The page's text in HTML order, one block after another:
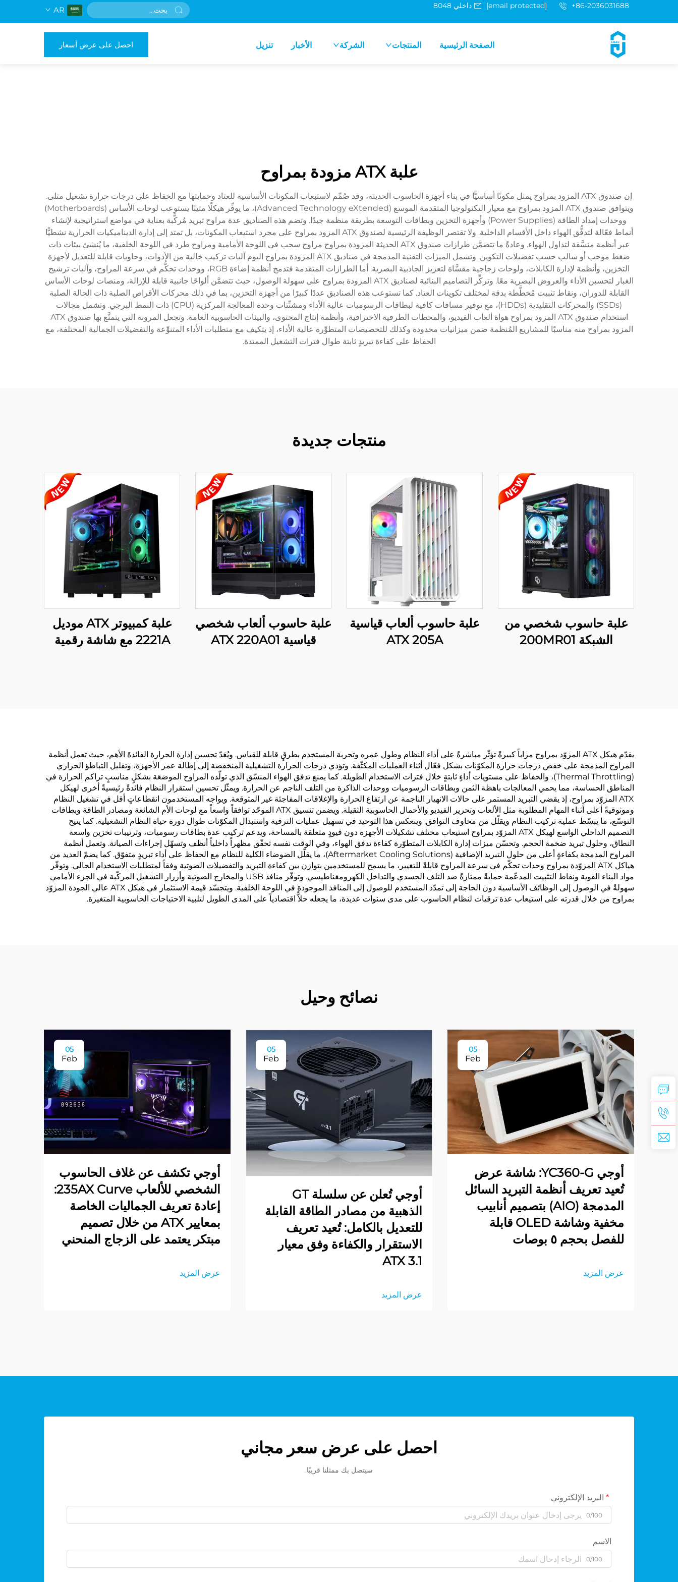
[email protected] +86-2036031688 داخلي 8048 AR
الصفحة الرئيسية المنتجات الشركة الأخبار تنزيل احصل على عرض أسعار
علبة ATX مزودة بمراوح
إن صندوق ATX المزود بمراوح يمثل مكونًا أساسيًّا في بناء أجهزة الحاسوب الحديثة، وقد صُمِّم لاستيعاب المكونات الأساسية للعتاد وحمايتها مع الحفاظ على درجات حرارة تشغيل مثلى.
ويتوافق صندوق ATX المزود بمراوح مع معيار التكنولوجيا المتقدمة الموسع (Advanced Technology eXtended)، ما يوفِّر هيكلًا متينًا يستوعب لوحات الأساس (Motherboards)
ووحدات إمداد الطاقة (Power Supplies) وأجهزة التخزين وبطاقات التوسعة بطريقة منظمة جيدًا. وتضم هذه الصناديق عدة مراوح تبريد مُركَّبة بعناية في مواضع استراتيجية لإنشاء
أنماط فعّالة لتدفُّق الهواء داخل الأقسام الداخلية. ولا تقتصر الوظيفة الرئيسية لصندوق ATX المزود بمراوح على مجرد استيعاب المكونات، بل تمتد إلى إدارة الديناميكيات الحرارية نشطيًّا
عبر أنظمة منسَّقة لتداول الهواء. وعادةً ما تتضمَّن طرازات صندوق ATX الحديثة المزودة بمراوح مراوح سحب في اللوحة الأمامية ومراوح طرد في اللوحة الخلفية، ما يُنشئ بيئات ذات
ضغط موجب أو سالب حسب تفضيلات التكوين. وتشمل الميزات التقنية المدمجة في صناديق ATX المزودة بمراوح اليوم آليات تركيب خالية من الأدوات، وحاويات قابلة للتعديل لأجهزة
التخزين، وأنظمة لإدارة الكابلات، ولوحات زجاجية مقسَّاة لتعزيز الجاذبية البصرية. أما الطرازات المتقدمة فتدمج أنظمة إضاءة RGB، ووحدات تحكُّم في سرعة المراوح، وآليات ترشيح
الغبار لتحسين الأداء والعروض البصرية معًا. وتركِّز التصاميم البنائية لصناديق ATX المزودة بمراوح على سهولة الوصول، حيث تتضمَّن ألواحًا جانبية قابلة للإزالة، ومنصات لوحات الأساس
القابلة للدوران، ونقاط تثبيت مُخطَّطة بدقة لمختلف تكوينات العتاد. كما تستوعب هذه الصناديق عددًا كبيرًا من أجهزة التخزين، بما في ذلك محركات الأقراص الصلبة ذات الحالة الصلبة
(SSDs) والمحركات التقليدية (HDDs)، مع توفير مسافات كافية لبطاقات الرسوميات عالية الأداء ومشتِّتات وحدة المعالجة المركزية (CPU) ذات النمط البرجي. وتشمل مجالات
استخدام صندوق ATX المزود بمراوح هواة ألعاب الفيديو، والمحطات الطرفية الاحترافية، وأنظمة إنتاج المحتوى، والبيئات الحاسوبية العامة. وتجعل المرونة التي يتمتَّع بها صندوق ATX
المزود بمراوح منه مناسبًا للمشاريع المُنظمة ضمن ميزانيات محدودة وكذلك للتخصيصات المتطوِّرة عالية الأداء، إذ يتكيف مع متطلبات الأداء المتنوِّعة والتفضيلات الجمالية المختلفة، مع
الحفاظ على كفاءة تبريدٍ ثابتة طوال فترات التشغيل الممتدة.
منتجات جديدة
علبة حاسوب شخصي من
الشبكة 200MR01
علبة حاسوب ألعاب قياسية
ATX 205A
علبة حاسوب ألعاب شخصي
قياسية ATX 220A01
علبة كمبيوتر ATX موديل
2221A مع شاشة رقمية
يقدّم هيكل ATX المزوّد بمراوح مزاياً كبيرةً تؤثّر مباشرةً على أداء النظام وطول عمره وتجربة المستخدم بطرقٍ قابلة للقياس. ويُعَدّ تحسين إدارة الحرارة الفائدةَ الأهم، حيث تعمل أنظمة
المراوح المدمجة على خفض درجات حرارة المكوّنات بشكل فعّال أثناء العمليات المكثّفة. وتؤدي درجات الحرارة التشغيلية المنخفضة إلى إطالة عمر الأجهزة، وتقليل التباطؤ الحراري
(Thermal Throttling)، والحفاظ على مستويات أداءٍ ثابتةٍ خلال فترات الاستخدام الطويلة. كما يمنع تدفق الهواء المنسّق الذي تولّده المراوح الموضعَة بشكلٍ مناسبٍ تراكم الحرارة في
المناطق الحساسة، مما يحمي المعالجات باهظة الثمن وبطاقات الرسوميات ووحدات الذاكرة من التلف الناجم عن الحرارة. ويمثّل تحسين استقرار النظام فائدةً رئيسيةً أخرى لهيكل
ATX المزوّد بمراوح، إذ يقضي التبريد المستمر على حالات الانهيار الناجمة عن ارتفاع الحرارة والإغلاقات المفاجئة غير المتوقعة. ويواجه المستخدمون انقطاعاتٍ أقل في تشغيل النظام
وموثوقيةً أعلى أثناء المهام المطلوبة مثل الألعاب وتحرير الفيديو والأحمال الحاسوبية الثقيلة. ويضمن تنسيق ATX الموحّد توافقاً واسعاً مع لوحات الأم الشائعة ومصادر الطاقة وبطاقات
التوسّع، ما يبسّط عملية تركيب النظام ويقلّل من مخاوف التوافق. وينعكس هذا التوحيد في تسهيل عمليات الترقية واستبدال المكوّنات طوال دورة حياة النظام التشغيلية. كما يتيح
التصميم الداخلي الواسع لهيكل ATX المزوّد بمراوح استيعاب مختلف تشكيلات الأجهزة دون قيودٍ متعلقة بالمساحة، ويدعم تركيب عدة بطاقات رسوميات، وترتيبات تخزين واسعة
النطاق، وحلول تبريد ضخمة الحجم. وتحسّن ميزات إدارة الكابلات المتطوّرة كفاءة تدفق الهواء، وفي الوقت نفسه تحقّق مظهراً داخلياً أنظف وتسهّل إجراءات الصيانة. وتعمل أنظمة
المراوح المدمجة بكفاءةٍ أعلى من حلول التبريد الإضافية (Aftermarket Cooling Solutions)، ما يقلّل الضوضاء الكلية للنظام مع الحفاظ على أداء تبريدٍ متفوّق. كما يضمّ العديد من
هياكل ATX المزوّدة بمراوح وحدات تحكّم في سرعة المراوح قابلةً للتغيير، ما يسمح للمستخدمين بتوازن بين كفاءة التبريد والتفضيلات الصوتية وفقاً لمتطلبات الاستخدام الحالي. وتوفّر
مواد البناء القوية ونقاط التثبيت المدعّمة حمايةً ممتازةً ضد التلف الجسدي والتداخل الكهرومغناطيسي. وتوفّر منافذ USB والمخارج الصوتية وأزرار التشغيل المركّبة في الجزء الأمامي
سهولةً في الوصول إلى الوظائف الأساسية دون الحاجة إلى تمدّد المستخدم للوصول إلى المنافذ الموجودة في اللوحة الخلفية. ويتجسّد قيمة الاستثمار في هيكل ATX عالي الجودة المزوّد
بمراوح من خلال قدرته على استيعاب عدة ترقيات لنظام الحاسوب على مدى سنوات عديدة، ما يجعله حلاًّ اقتصادياً على المدى الطويل لتلبية الاحتياجات الحاسوبية المتغيرة.
نصائح وحيل
05
Feb
أوجي YC360-G: شاشة عرض
تُعيد تعريف أنظمة التبريد السائل
المدمجة (AIO) بتصميم أنابيب
مخفية وشاشة OLED قابلة
للفصل بحجم ٥ بوصات
عرض المزيد
05
Feb
أوجي تُعلن عن سلسلة GT
الذهبية من مصادر الطاقة القابلة
للتعديل بالكامل: تُعيد تعريف
الاستقرار والكفاءة وفق معيار
ATX 3.1
عرض المزيد
05
Feb
أوجي تكشف عن غلاف الحاسوب
الشخصي للألعاب 235AX Curve:
إعادة تعريف الجماليات الخاصة
بمعايير ATX من خلال تصميم
مبتكر يعتمد على الزجاج المنحني
عرض المزيد
احصل على عرض سعر مجاني
سيتصل بك ممثلنا قريبًا.
البريد الإلكتروني
0/100
الاسم
0/100